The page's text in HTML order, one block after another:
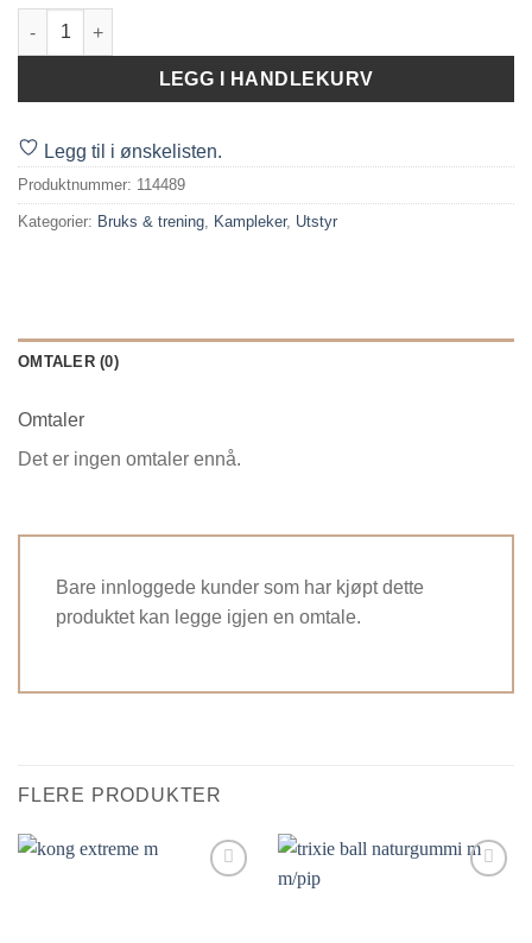
Jami nylonball med håndtak 10cm antall
LEGG I HANDLEKURV
Legg til i ønskelisten.
Produktnummer: 114489
Kategorier: Bruks & trening Kampleker, Utstyr
OMTALER (0)
Omtaler
Det er ingen omtaler ennå.
Bare innloggede kunder som har kjøpt dette
produktet kan legge igjen en omtale.
FLERE PRODUKTER